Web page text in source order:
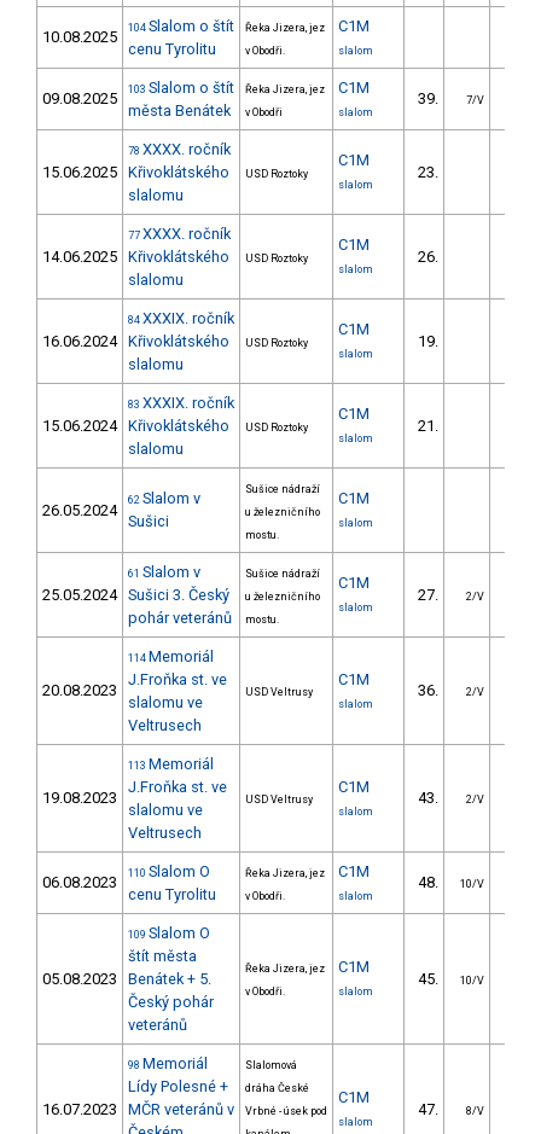
10.08.2025 104 Slalom o štít
cenu Tyrolitu
Řeka Jizera, jez
v Obodři.
C1M
slalom
09.08.2025 103 Slalom o štít
města Benátek
Řeka Jizera, jez
v Obodři
C1M
slalom
39. 7/V
15.06.2025
78 XXXX. ročník
Křivoklátského
slalomu
USD Roztoky
C1M
slalom
23.
14.06.2025
77 XXXX. ročník
Křivoklátského
slalomu
USD Roztoky
C1M
slalom
26.
16.06.2024
84 XXXIX. ročník
Křivoklátského
slalomu
USD Roztoky
C1M
slalom
19.
15.06.2024
83 XXXIX. ročník
Křivoklátského
slalomu
USD Roztoky
C1M
slalom
21.
26.05.2024
62 Slalom v
Sušici
Sušice nádraží
u železničního
mostu.
C1M
slalom
25.05.2024
61 Slalom v
Sušici 3. Český
pohár veteránů
Sušice nádraží
u železničního
mostu.
C1M
slalom
27. 2/V
20.08.2023
114 Memoriál
J.Froňka st. ve
slalomu ve
Veltrusech
USD Veltrusy
C1M
slalom
36. 2/V
19.08.2023
113 Memoriál
J.Froňka st. ve
slalomu ve
Veltrusech
USD Veltrusy
C1M
slalom
43. 2/V
06.08.2023 110 Slalom O
cenu Tyrolitu
Řeka Jizera, jez
v Obodři.
C1M
slalom
48. 10/V
05.08.2023
109 Slalom O
štít města
Benátek + 5.
Český pohár
veteránů
Řeka Jizera, jez
v Obodři.
C1M
slalom
45. 10/V
16.07.2023
98 Memoriál
Lídy Polesné +
MČR veteránů v
Slalomová
dráha České
Vrbné - úsek pod
C1M
slalom
47. 8/V